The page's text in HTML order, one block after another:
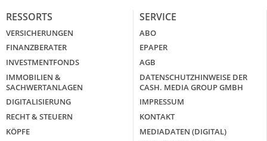
RESSORTS
VERSICHERUNGEN
FINANZBERATER
INVESTMENTFONDS
IMMOBILIEN &
SACHWERTANLAGEN
DIGITALISIERUNG
RECHT & STEUERN
KÖPFE
SERVICE
ABO
EPAPER
AGB
DATENSCHUTZHINWEISE DER
CASH. MEDIA GROUP GMBH
IMPRESSUM
KONTAKT
MEDIADATEN (DIGITAL)